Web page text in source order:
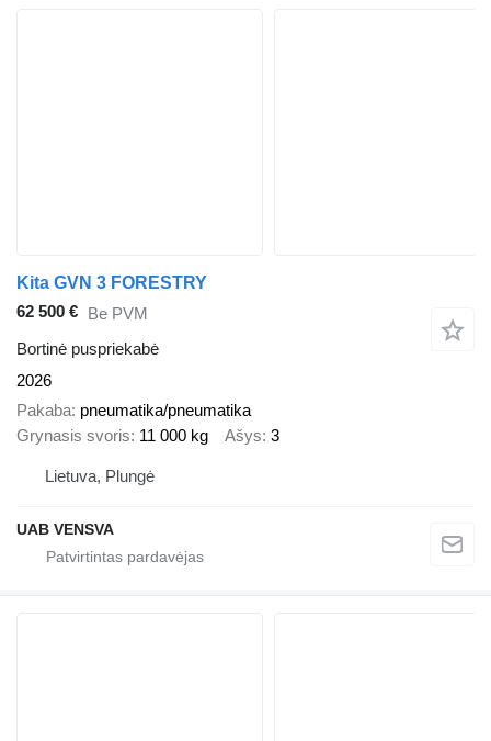
Kita GVN 3 FORESTRY
62 500 € Be PVM
Bortinė puspriekabė
2026
Pakaba pneumatika/pneumatika
Grynasis svoris 11 000 kg Ašys 3
Lietuva, Plungė
UAB VENSVA